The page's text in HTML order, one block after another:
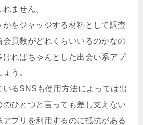
ません。
をジャッジする材料として調査
会員数がどれくらいいるのかなの
ければちゃんとした出会い系アプ
う。
いるSNSも使用方法によっては出
ひとつと言っても差し支えない
アプリを利用するのに抵抗がある